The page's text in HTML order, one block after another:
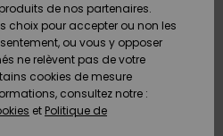
de nos partenaires.
choix pour accepter ou non les
ou vous y opposer
ne relèvent pas de votre
cookies de mesure
consultez notre :
et Politique de